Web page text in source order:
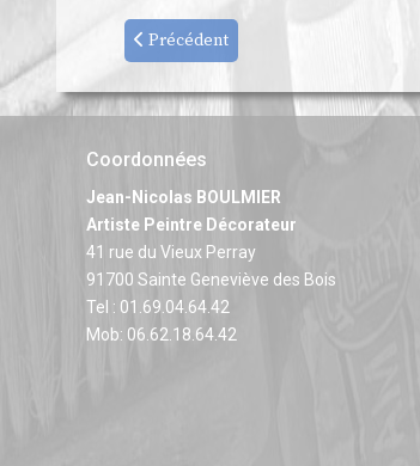
Précédent
Coordonnées
Jean-Nicolas BOULMIER
Artiste Peintre Décorateur
41 rue du Vieux Perray
91700 Sainte Geneviève des Bois
Tel : 01.69.04.64.42
Mob: 06.62.18.64.42